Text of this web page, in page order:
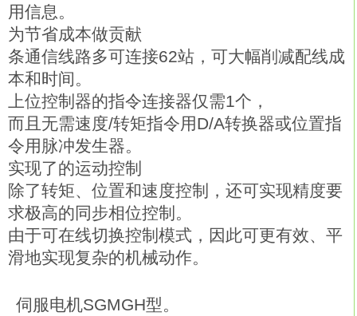
用信息。
为节省成本做贡献
条通信线路多可连接62站，可大幅削减配线成
本和时间。
上位控制器的指令连接器仅需1个，
而且无需速度/转矩指令用D/A转换器或位置指
令用脉冲发生器。
实现了的运动控制
除了转矩、位置和速度控制，还可实现精度要
求极高的同步相位控制。
由于可在线切换控制模式，因此可更有效、平
滑地实现复杂的机械动作。
伺服电机SGMGH型。